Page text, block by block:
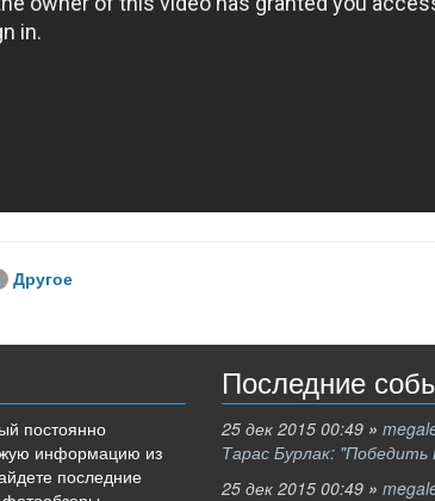
Другое
постоянно
информацию из
последние
Последние
25 дек 2015 00:49 »
Тарас Бурлак:
25 дек 2015 00:49 »